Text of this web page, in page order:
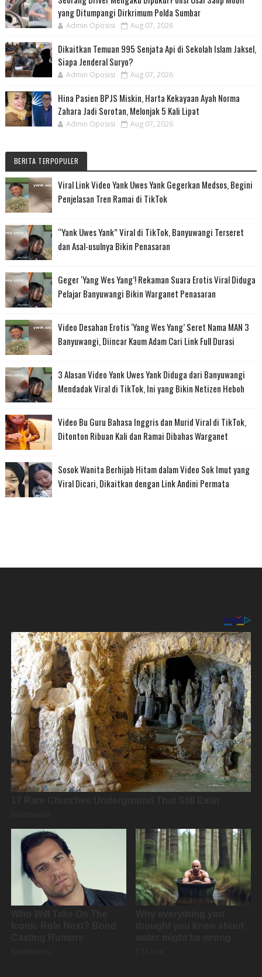
yang Ditumpangi Dirkrimum Polda Sumbar
Admin Oposisi Aug 07, 2026
Dikaitkan Temuan 995 Senjata Api di Sekolah Islam Jaksel,
Siapa Jenderal Suryo?
Admin Oposisi Aug 07, 2026
Hina Pasien BPJS Miskin, Harta Kekayaan Ayah Norma
Zahara Jadi Sorotan, Melonjak 5 Kali Lipat
Admin Oposisi Aug 07, 2026
BERITA TERPOPULER
Viral Link Video Yank Uwes Yank Gegerkan Medsos, Begini
Penjelasan Tren Ramai di TikTok
“Yank Uwes Yank” Viral di TikTok, Banyuwangi Terseret
dan Asal-usulnya Bikin Penasaran
Geger ‘Yang Wes Yang’! Rekaman Suara Erotis Viral Diduga
Pelajar Banyuwangi Bikin Warganet Penasaran
Video Desahan Erotis ‘Yang Wes Yang’ Seret Nama MAN 3
Banyuwangi, Diincar Kaum Adam Cari Link Full Durasi
3 Alasan Video Yank Uwes Yank Diduga dari Banyuwangi
Mendadak Viral di TikTok, Ini yang Bikin Netizen Heboh
Video Bu Guru Bahasa Inggris dan Murid Viral di TikTok,
Ditonton Ribuan Kali dan Ramai Dibahas Warganet
Sosok Wanita Berhijab Hitam dalam Video Sok Imut yang
Viral Dicari, Dikaitkan dengan Link Andini Permata